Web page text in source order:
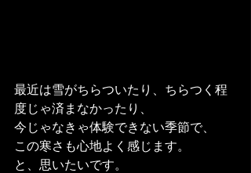
最近は雪がちらついたり、ちらつく程
度じゃ済まなかったり、
今じゃなきゃ体験できない季節で、
この寒さも心地よく感じます。
と、思いたいです。